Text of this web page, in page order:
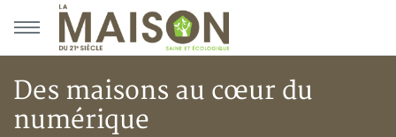
Aller au menu principal
Aller au contenu principal
Des maisons au cœur du
numérique